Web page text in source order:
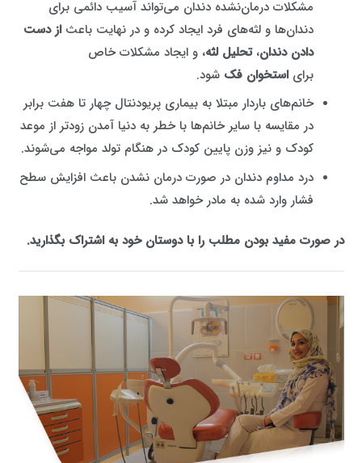
مشکلات درمان‌نشده دندان می‌تواند آسیب دائمی برای
دندان‌ها و لثه‌های فرد ایجاد کرده و در نهایت باعثاز دست
دادن دندان،تحلیل لثه، و ایجاد مشکلات خاص
برایاستخوان فک شود.
خانم‌های باردار مبتلا به بیماری پریودنتال چهار تا هفت برابر
در مقایسه با سایر خانم‌ها با خطر به دنیا آمدن زودتر از موعد
کودک و نیز وزن پایین کودک در هنگام تولد مواجه می‌شوند.
درد مداوم دندان در صورت درمان نشدن باعث افزایش سطح
فشار وارد شده به مادر خواهد شد.
در صورت مفید بودن مطلب را با دوستان خود به اشتراک بگذارید.